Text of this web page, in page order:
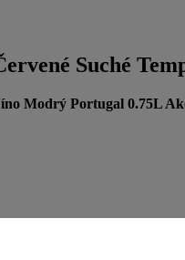
Suché
Modrý Portugal 0.75L